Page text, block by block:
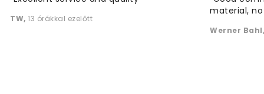
TW, 13 órákkal ezelőtt
material,
Werner Bahl